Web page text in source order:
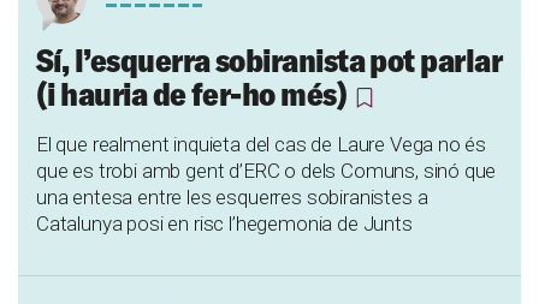
Sí, l’esquerra sobiranista pot parlar
(i hauria de fer-ho més)
El que realment inquieta del cas de Laure Vega no és
que es trobi amb gent d’ERC o dels Comuns, sinó que
una entesa entre les esquerres sobiranistes a
Catalunya posi en risc l’hegemonia de Junts